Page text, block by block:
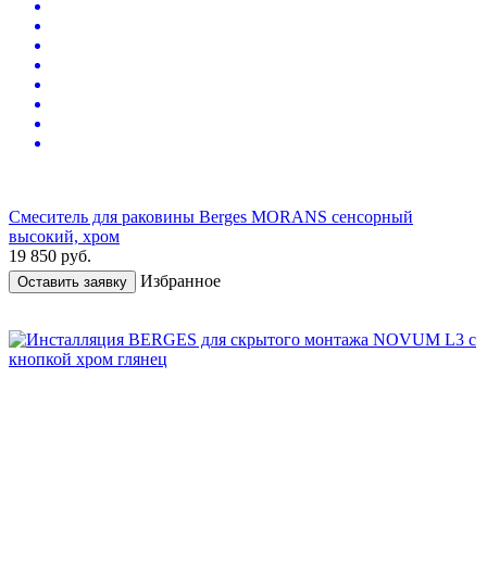
Смеситель для раковины Berges MORANS сенсорный
высокий, хром
19 850 руб.
Оставить заявку Избранное